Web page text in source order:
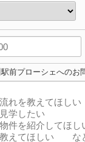
前プローシェへのお